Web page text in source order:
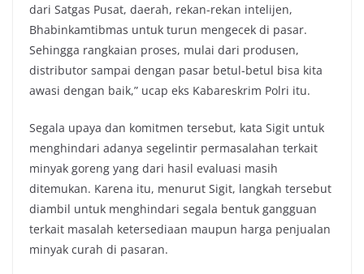
dari Satgas Pusat, daerah, rekan-rekan intelijen,
Bhabinkamtibmas untuk turun mengecek di pasar.
Sehingga rangkaian proses, mulai dari produsen,
distributor sampai dengan pasar betul-betul bisa kita
awasi dengan baik,” ucap eks Kabareskrim Polri itu.
Segala upaya dan komitmen tersebut, kata Sigit untuk
menghindari adanya segelintir permasalahan terkait
minyak goreng yang dari hasil evaluasi masih
ditemukan. Karena itu, menurut Sigit, langkah tersebut
diambil untuk menghindari segala bentuk gangguan
terkait masalah ketersediaan maupun harga penjualan
minyak curah di pasaran.